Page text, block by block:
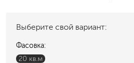
Выберите свой вариант:
Фасовка:
20 кв.м